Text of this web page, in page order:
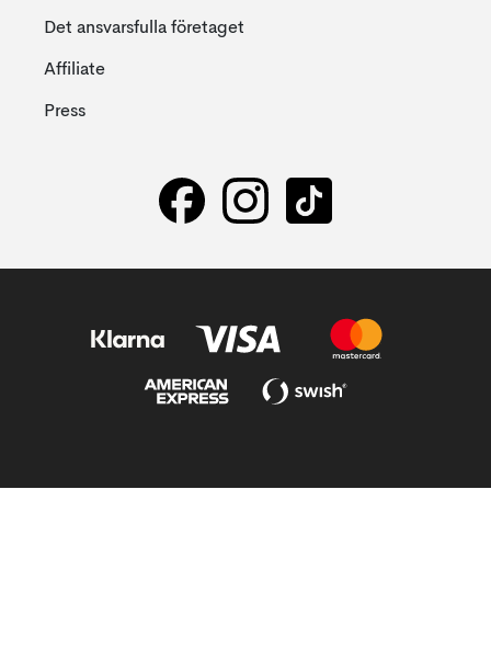
Det ansvarsfulla företaget
Affiliate
Press